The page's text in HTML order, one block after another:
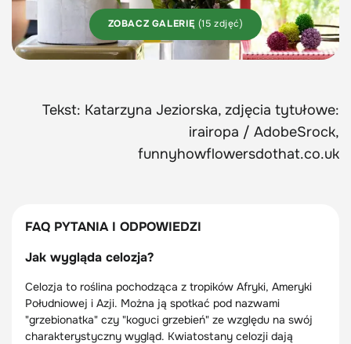
ZOBACZ GALERIĘ (15 zdjęć)
Tekst: Katarzyna Jeziorska, zdjęcia tytułowe:
irairopa / AdobeSrock,
funnyhowflowersdothat.co.uk
FAQ PYTANIA I ODPOWIEDZI
Jak wygląda celozja?
Celozja to roślina pochodząca z tropików Afryki, Ameryki
Południowej i Azji. Można ją spotkać pod nazwami
"grzebionatka" czy "koguci grzebień" ze względu na swój
charakterystyczny wygląd. Kwiatostany celozji dają